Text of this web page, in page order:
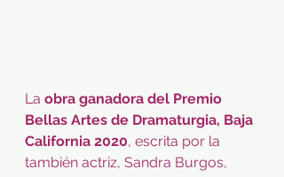
La obra ganadora del Premio
Bellas Artes de Dramaturgia, Baja
California 2020, escrita por la
también actriz, Sandra Burgos,